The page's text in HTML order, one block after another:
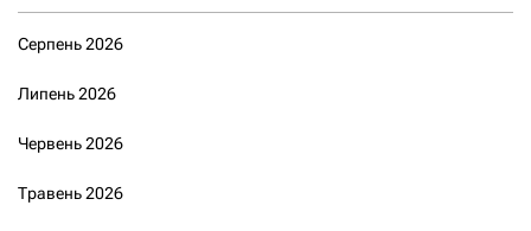
Серпень 2026
Липень 2026
Червень 2026
Травень 2026